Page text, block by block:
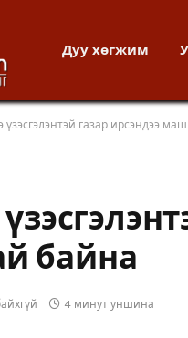
Дуу хөгжим
үзэсгэлэнтэй газар ирсэндээ
байна
4 минут уншина